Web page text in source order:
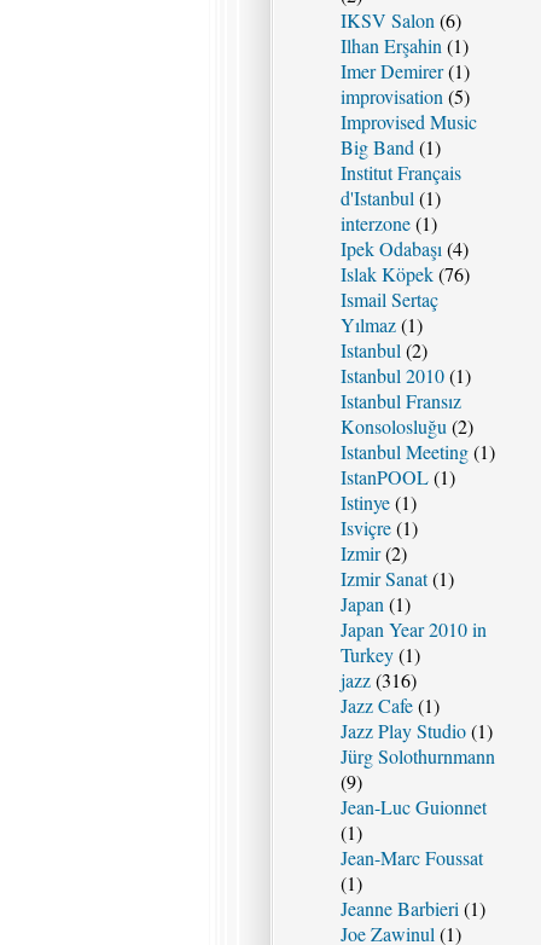
IKSV Salon (6)
Ilhan Erşahin (1)
Imer Demirer(1)
improvisation (5)
Improvised Music
Big Band (1)
Institut Français
d'Istanbul (1)
interzone(1)
Ipek Odabaşı (4)
Islak Köpek(76)
Ismail Sertaç
Yılmaz(1)
Istanbul (2)
Istanbul 2010(1)
Istanbul Fransız
Konsolosluğu (2)
Istanbul Meeting(1)
IstanPOOL(1)
Istinye(1)
Isviçre(1)
Izmir(2)
Izmir Sanat(1)
Japan (1)
Japan Year 2010 in
Turkey(1)
jazz(316)
Jazz Cafe(1)
Jazz Play Studio(1)
Jürg Solothurnmann
(9)
Jean-Luc Guionnet
(1)
Jean-Marc Foussat
(1)
Jeanne Barbieri (1)
Joe Zawinul (1)